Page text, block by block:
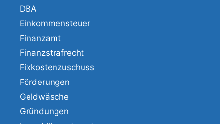
DBA
Einkommensteuer
Finanzamt
Finanzstrafrecht
Fixkostenzuschuss
Förderungen
Geldwäsche
Gründungen